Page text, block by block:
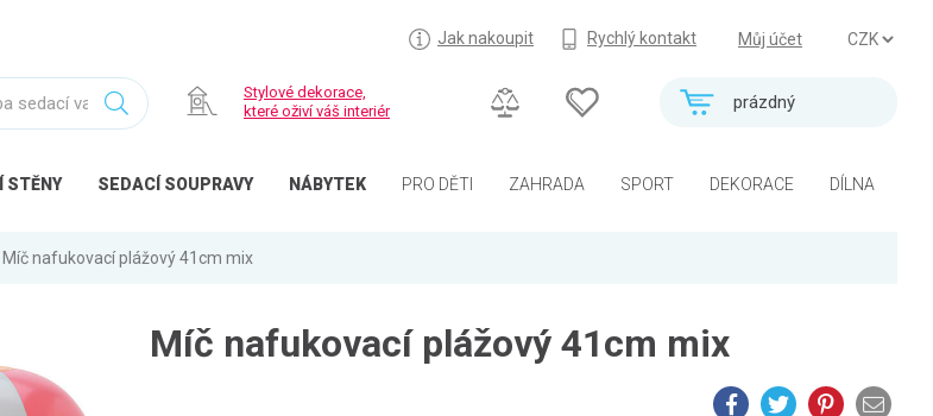
Můj účet
Jak nakoupit Rychlý kontakt
prázdný
Stylové dekorace,
které oživí váš interiér
STĚNY SEDACÍ SOUPRAVY NÁBYTEK PRO DĚTI ZAHRADA SPORT DEKORACE DÍLNA
Míč nafukovací plážový 41cm mix
Míč nafukovací plážový 41cm mix